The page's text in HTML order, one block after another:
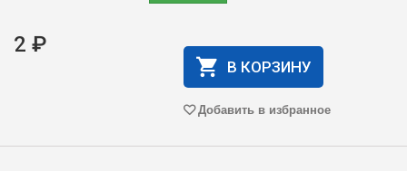
2 ₽
В КОРЗИНУ
Добавить в избранное